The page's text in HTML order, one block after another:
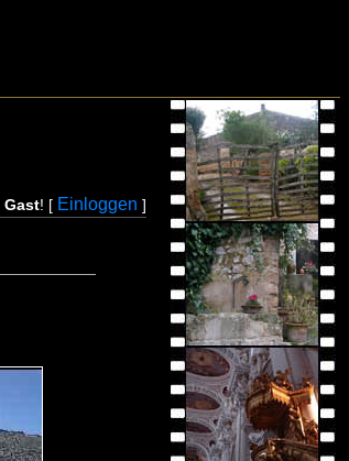
Gast! [ Einloggen ]